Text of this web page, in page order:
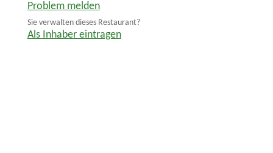
Problem melden
Sie verwalten dieses Restaurant?
Als Inhaber eintragen